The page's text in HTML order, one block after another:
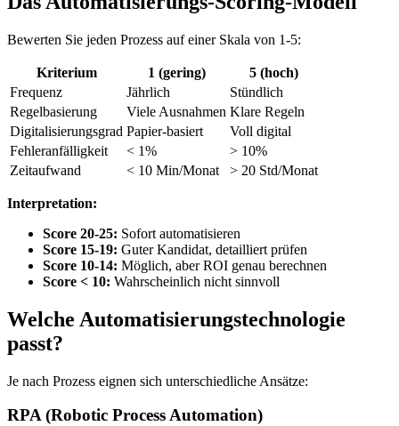
Bewerten Sie jeden Prozess auf einer Skala von 1-5:
Kriterium 1 (gering)
5 (hoch)
Frequenz
Jährlich
Stündlich
Regelbasierung
Viele Ausnahmen Klare Regeln
Digitalisierungsgrad Papier-basiert
Voll digital
Fehleranfälligkeit
< 1%
> 10%
Zeitaufwand
< 10 Min/Monat > 20 Std/Monat
Interpretation:
Score 20-25: Sofort automatisieren
Score 15-19: Guter Kandidat, detailliert prüfen
Score 10-14: Möglich, aber ROI genau berechnen
Score < 10: Wahrscheinlich nicht sinnvoll
Welche Automatisierungstechnologie
passt?
Je nach Prozess eignen sich unterschiedliche Ansätze:
RPA (Robotic Process Automation)